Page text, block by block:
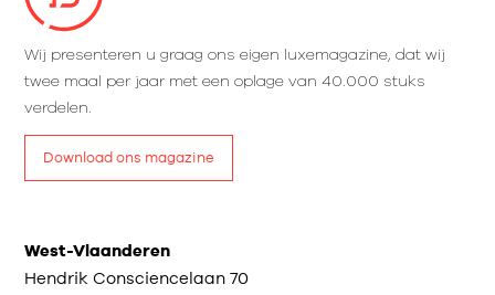
Wij presenteren u graag ons eigen luxemagazine, dat wij
twee maal per jaar met een oplage van 40.000 stuks
verdelen.
Download ons magazine
West-Vlaanderen
Hendrik Consciencelaan 70